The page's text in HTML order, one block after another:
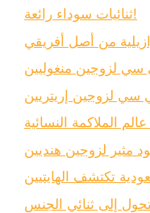
ثنائيات سوداء رائعة!
من أصل أفريقي
لزوجين منغوليين
لزوجين إريتريين
الملاكمة النسائية
مثير لزوجين هنديين
تكتشف الهايتيين
إلى ثنائي الجنس